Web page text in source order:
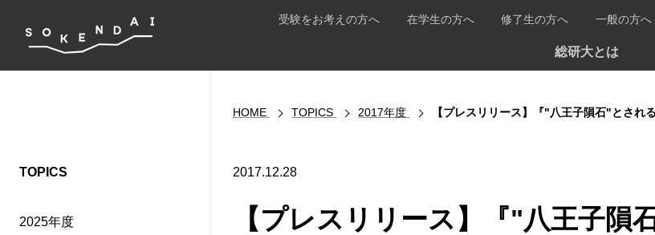
総研大とは
受験をお考えの方へ 在学生の方へ 修了生の方へ 一般の方へ
HOME TOPICS 2017年度 【プレスリリース】『"八王子隕石"とされ
2017.12.28
【プレスリリース】『"八王子
TOPICS
2025年度